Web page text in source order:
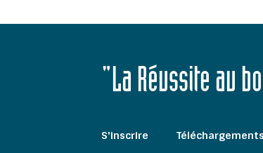
"La Réussite au
S'inscrire Téléchargements